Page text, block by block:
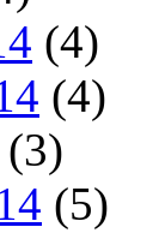
(4)
(4)
(3)
(5)